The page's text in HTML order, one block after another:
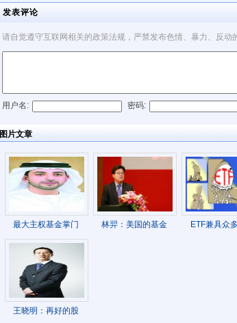
发表评论
请自觉遵守互联网相关的政策法规，严禁发布色情、暴力、反动
用户名: 密码:
发表评论
图片文章
最大主权基金掌门 林羿：美国的基金 ETF兼具众
王晓明：再好的股